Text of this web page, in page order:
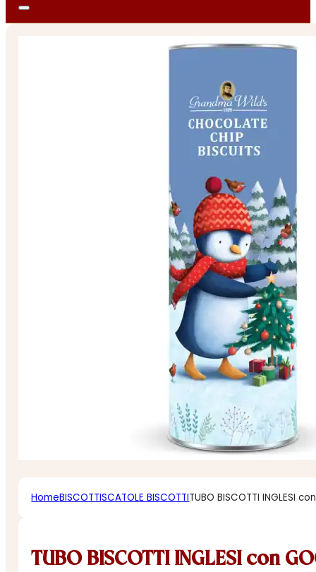
HomeBISCOTTISCATOLE BISCOTTITUBO BISCOTTI INGLESI
TUBO BISCOTTI INGLESI con